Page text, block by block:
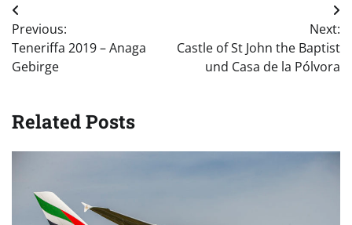
Beitragsnavigation
Previous:
Teneriffa 2019 – Anaga
Gebirge
Next:
Castle of St John the Baptist
und Casa de la Pólvora
Related Posts